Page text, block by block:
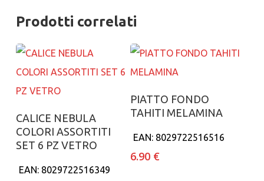
Prodotti correlati
Aggiungi al carrello
CALICE NEBULA
COLORI ASSORTITI
SET 6 PZ VETRO
EAN: 8029722516349
Aggiungi al carrello
PIATTO FONDO
TAHITI MELAMINA
EAN: 8029722516516
6.90 €